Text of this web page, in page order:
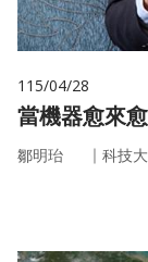
115/04/28
當機器愈來
鄒明珆 ｜ 科技